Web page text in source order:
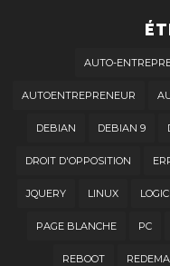
AUTO-
AUTOENTREPRENEUR
DEBIAN DEBIAN 9
DROIT D'OPPOSITION
JQUERY LINUX
PAGE BLANCHE PC
REBOOT